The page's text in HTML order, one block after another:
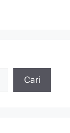
Cari